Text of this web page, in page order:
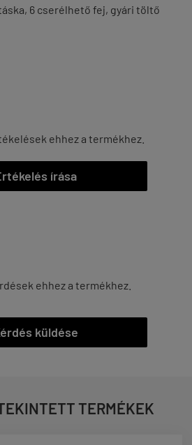
6 cserélhető fej, gyári töltő
ehhez a termékhez.
írása
ehhez a termékhez.
küldése
TERMÉKEK